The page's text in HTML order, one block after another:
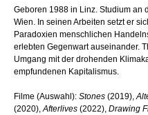
Geboren 1988 in Linz. Studium an
Wien. In seinen Arbeiten setzt er
Paradoxien menschlichen
erlebten Gegenwart auseinander.
Umgang mit der drohenden
empfundenen Kapitalismus.
Filme (Auswahl): Stones (2019),
(2020),Afterlives (2022), Drawing